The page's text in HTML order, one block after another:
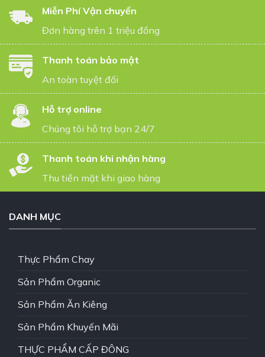
Miễn Phí Vận chuyển
Đơn hàng trên 1 triệu đồng
Thanh toán bảo mật
An toàn tuyệt đối
Hỗ trợ online
Chúng tôi hỗ trợ bạn 24/7
Thanh toán khi nhận hàng
Thu tiền mặt khi giao hàng
DANH MỤC
Thực Phẩm Chay
Sản Phẩm Organic
Sản Phẩm Ăn Kiêng
Sản Phẩm Khuyến Mãi
THỰC PHẨM CẤP ĐÔNG